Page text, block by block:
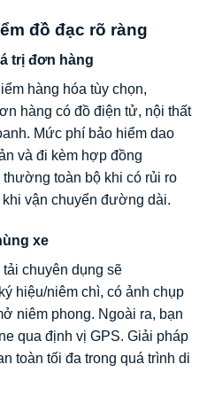
đồ đạc rõ ràng
trị đơn hàng
hàng hóa tùy chọn,
hàng có đồ điện tử, nội thất
Mức phí bảo hiểm dao
và đi kèm hợp đồng
toàn bộ khi có rủi ro
vận chuyển đường dài.
xe
chuyên dụng sẽ
hiệu/niêm chì, có ảnh chụp
niêm phong. Ngoài ra, bạn
qua định vị GPS. Giải pháp
toàn tối đa trong quá trình di